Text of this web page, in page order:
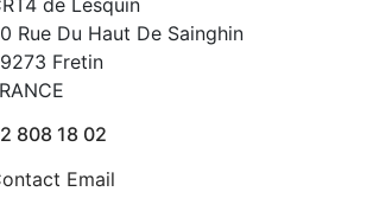
de Lesquin
Rue Du Haut De Sainghin
Fretin
808 18 02
Email